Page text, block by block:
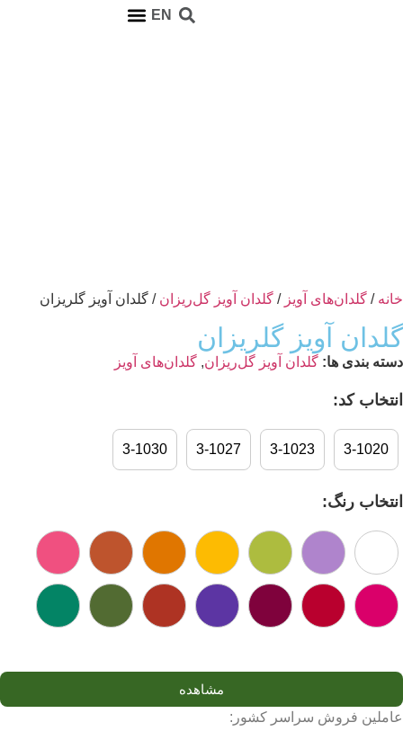
EN
خانه / گلدان‌های آویز / گلدان آویز گل‌ریزان / گلدان آویز گلریزان
گلدان آویز گلریزان
دسته بندی ها: گلدان آویز گل‌ریزان, گلدان‌های آویز
انتخاب کد:
3-1020
3-1023
3-1027
3-1030
انتخاب رنگ:
مشاهده
عاملین فروش سراسر کشور: